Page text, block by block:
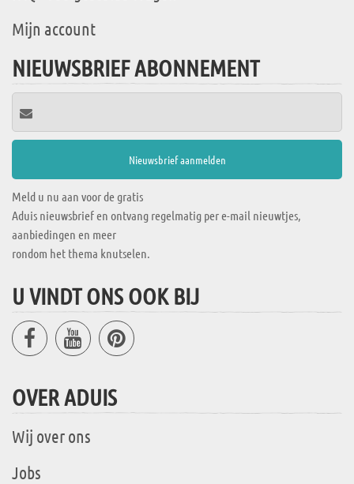
Mijn account
NIEUWSBRIEF ABONNEMENT
Meld u nu aan voor de gratis
Aduis nieuwsbrief en ontvang regelmatig per e-mail nieuwtjes,
aanbiedingen en meer
rondom het thema knutselen.
U VINDT ONS OOK BIJ
OVER ADUIS
Wij over ons
Jobs